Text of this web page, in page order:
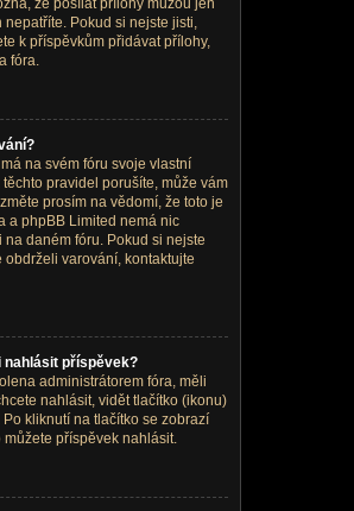
že posílat přílohy můžou jen
nepatříte. Pokud si nejste jisti,
k příspěvkům přidávat přílohy,
fóra.
na svém fóru svoje vlastní
pravidel porušíte, může vám
prosím na vědomí, že toto je
a phpBB Limited nemá nic
daném fóru. Pokud si nejste
varování, kontaktujte
nahlásit příspěvek?
administrátorem fóra, měli
nahlásit, vidět tlačítko (ikonu)
kliknutí na tlačítko se zobrazí
příspěvek nahlásit.